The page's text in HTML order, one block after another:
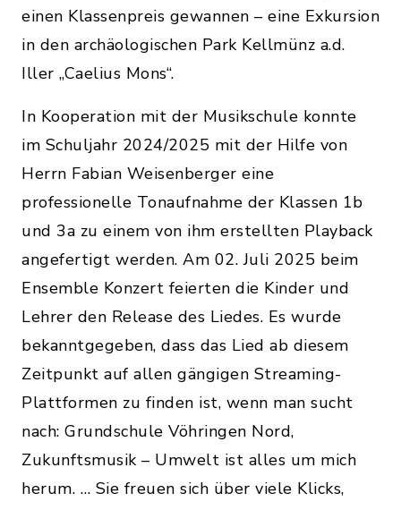
einen Klassenpreis gewannen – eine Exkursion
in den archäologischen Park Kellmünz a.d.
Iller „Caelius Mons“.
In Kooperation mit der Musikschule konnte
im Schuljahr 2024/2025 mit der Hilfe von
Herrn Fabian Weisenberger eine
professionelle Tonaufnahme der Klassen 1b
und 3a zu einem von ihm erstellten Playback
angefertigt werden. Am 02. Juli 2025 beim
Ensemble Konzert feierten die Kinder und
Lehrer den Release des Liedes. Es wurde
bekanntgegeben, dass das Lied ab diesem
Zeitpunkt auf allen gängigen Streaming-
Plattformen zu finden ist, wenn man sucht
nach: Grundschule Vöhringen Nord,
Zukunftsmusik – Umwelt ist alles um mich
herum. … Sie freuen sich über viele Klicks,